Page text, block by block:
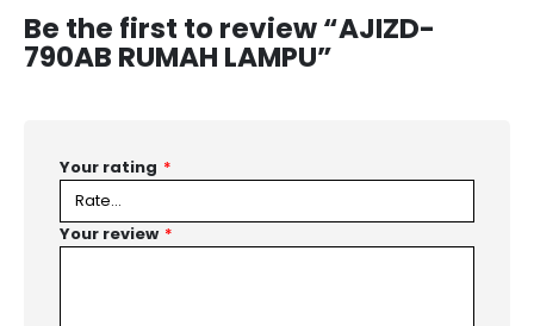
Be the first to review “AJIZD-
790AB RUMAH LAMPU”
Your rating *
Your review *